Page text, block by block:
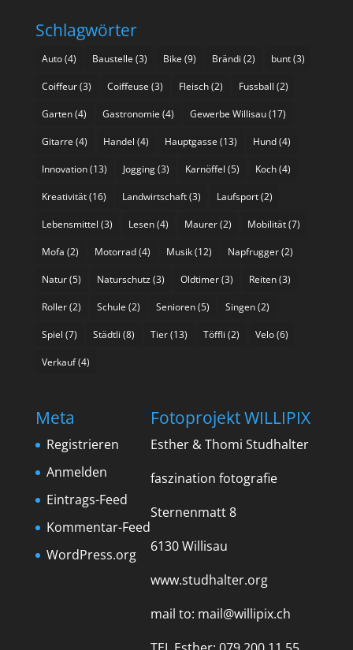
Schlagwörter
Auto(4) Baustelle (3) Bike (9) Brändi (2) bunt(3)
Coiffeur(3) Coiffeuse (3) Fleisch(2) Fussball (2)
Garten(4) Gastronomie (4) Gewerbe Willisau(17)
Gitarre (4) Handel (4) Hauptgasse (13) Hund(4)
Innovation(13) Jogging(3) Karnöffel (5) Koch(4)
Kreativität(16) Landwirtschaft(3) Laufsport(2)
Lebensmittel (3) Lesen(4) Maurer(2) Mobilität(7)
Mofa (2) Motorrad(4) Musik(12) Napfrugger(2)
Natur(5) Naturschutz(3) Oldtimer(3) Reiten(3)
Roller(2) Schule (2) Senioren(5) Singen(2)
Spiel (7) Städtli (8) Tier(13) Töffli (2) Velo(6)
Verkauf(4)
Meta
Registrieren
Anmelden
Eintrags-Feed
Kommentar-Feed
WordPress.org
Fotoprojekt WILLIPIX
Esther & Thomi Studhalter
faszination fotografie
Sternenmatt 8
6130 Willisau
www.studhalter.org
mail to: mail@willipix.ch